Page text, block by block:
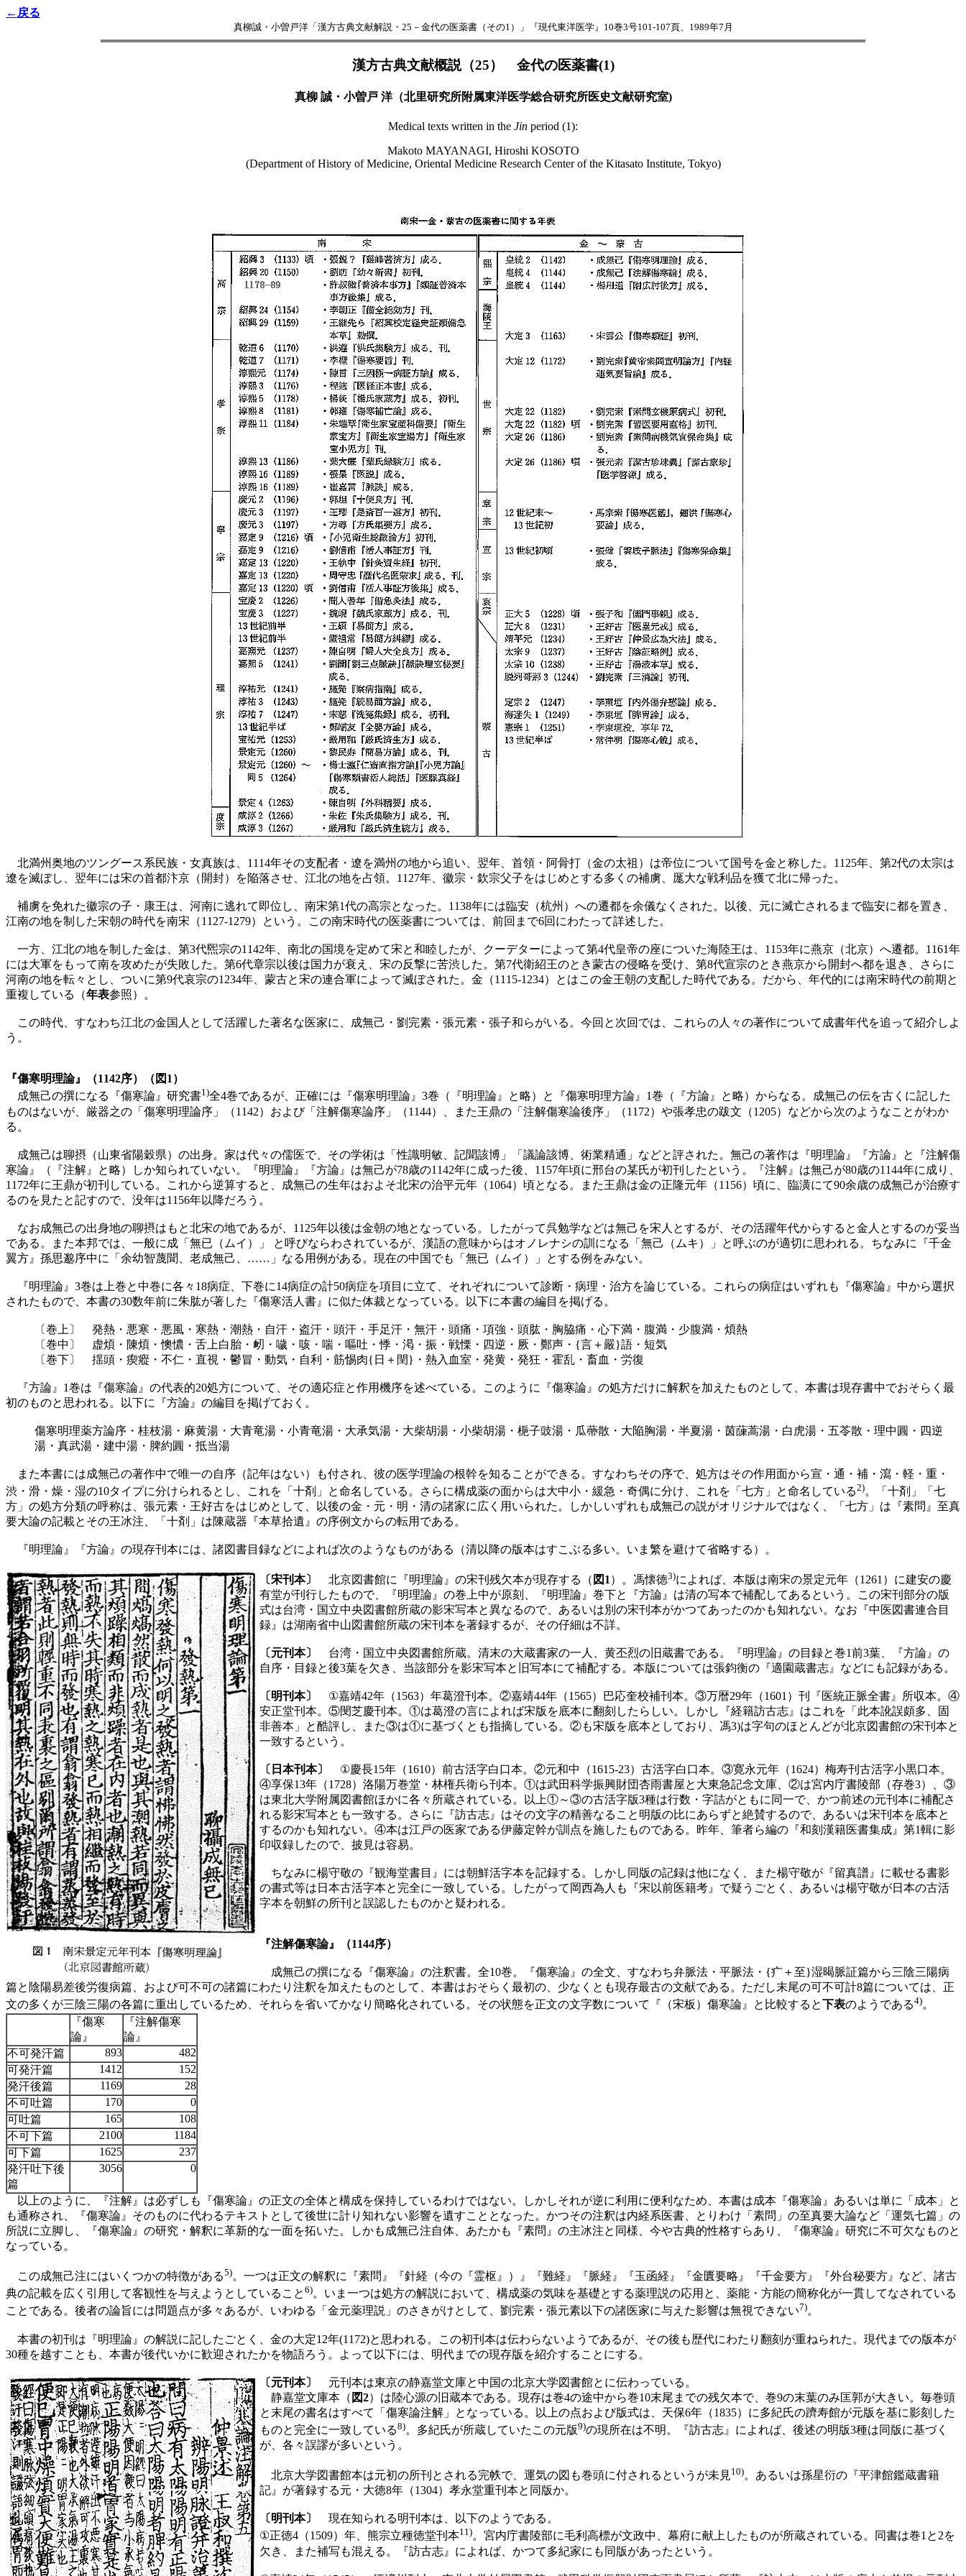
←戻る
真柳誠・小曽戸洋「漢方古典文献解説・25－金代の医薬書（その1）」『現代東洋医学』10巻3号101-107頁、1989年7月
漢方古典文献概説（25） 金代の医薬書(1)
真柳 誠・小曽戸 洋（北里研究所附属東洋医学総合研究所医史文献研究室)
Medical texts written in the Jin period (1):
Makoto MAYANAGI, Hiroshi KOSOTO
(Department of History of Medicine, Oriental Medicine Research Center of the Kitasato Institute, Tokyo)
北満州奥地のツングース系民族・女真族は、1114年その支配者・遼を満州の地から追い、翌年、首領・阿骨打（金の太祖）は帝位について国号を金と称した。1125年、第2代の太宗は
遼を滅ぼし、翌年には宋の首都汴京（開封）を陥落させ、江北の地を占領。1127年、徽宗・欽宗父子をはじめとする多くの補虜、厖大な戦利品を獲て北に帰った。
補虜を免れた徽宗の子・康王は、河南に逃れて即位し、南宋第1代の高宗となった。1138年には臨安（杭州）への遷都を余儀なくされた。以後、元に滅亡されるまで臨安に都を置き、
江南の地を制した宋朝の時代を南宋（1127-1279）という。この南宋時代の医薬書については、前回まで6回にわたって詳述した。
一方、江北の地を制した金は、第3代煕宗の1142年、南北の国境を定めて宋と和睦したが、クーデターによって第4代皇帝の座についた海陸王は、1153年に燕京（北京）へ遷都。1161年
には大軍をもって南を攻めたが失敗した。第6代章宗以後は国力が衰え、宋の反撃に苦渋した。第7代衛紹王のとき蒙古の侵略を受け、第8代宣宗のとき燕京から開封へ都を退き、さらに
河南の地を転々とし、ついに第9代哀宗の1234年、蒙古と宋の連合軍によって滅ぼされた。金（1115-1234）とはこの金王朝の支配した時代である。だから、年代的には南宋時代の前期と
重複している（年表参照）。
この時代、すなわち江北の金国人として活躍した著名な医家に、成無己・劉完素・張元素・張子和らがいる。今回と次回では、これらの人々の著作について成書年代を追って紹介しよ
う。
『傷寒明理論』（1142序）（図1）
成無己の撰になる『傷寒論』研究書1)全4巻であるが、正確には『傷寒明理論』3巻（『明理論』と略）と『傷寒明理方論』1巻（『方論』と略）からなる。成無己の伝を古くに記した
ものはないが、厳器之の「傷寒明理論序」（1142）および「注解傷寒論序」（1144）、また王鼎の「注解傷寒論後序」（1172）や張孝忠の跋文（1205）などから次のようなことがわか
る。
成無己は聊摂（山東省陽穀県）の出身。家は代々の儒医で、その学術は「性識明敏、記聞該博」「議論該博、術業精通」などと評された。無己の著作は『明理論』『方論』と『注解傷
寒論』（『注解』と略）しか知られていない。『明理論』『方論』は無己が78歳の1142年に成った後、1157年頃に邢台の某氏が初刊したという。『注解』は無己が80歳の1144年に成り、
1172年に王鼎が初刊している。これから逆算すると、成無己の生年はおよそ北宋の治平元年（1064）頃となる。また王鼎は金の正隆元年（1156）頃に、臨潢にて90余歳の成無己が治療す
るのを見たと記すので、没年は1156年以降だろう。
なお成無己の出身地の聊摂はもと北宋の地であるが、1125年以後は金朝の地となっている。したがって呉勉学などは無己を宋人とするが、その活躍年代からすると金人とするのが妥当
である。また本邦では、一般に成「無已（ムイ）」 と呼びならわされているが、漢語の意味からはオノレナシの訓になる「無己（ムキ）」と呼ぶのが適切に思われる。ちなみに『千金
翼方』孫思邈序中に「余幼智蔑聞、老成無己、……」なる用例がある。現在の中国でも「無已（ムイ）」とする例をみない。
『明理論』3巻は上巻と中巻に各々18病症、下巻に14病症の計50病症を項目に立て、それぞれについて診断・病理・治方を論じている。これらの病症はいずれも『傷寒論』中から選択
されたもので、本書の30数年前に朱肱が著した『傷寒活人書』に似た体裁となっている。以下に本書の編目を掲げる。
〔巻上〕 発熱・悪寒・悪風・寒熱・潮熱・自汗・盗汗・頭汗・手足汗・無汗・頭痛・項強・頭肱・胸脇痛・心下満・腹満・少腹満・煩熱
〔巻中〕 虚煩・陳煩・懊憹・舌上白胎・衂・噦・咳・喘・嘔吐・悸・渇・振・戦慄・四逆・厥・鄭声・{言＋嚴}語・短気
〔巻下〕 揺頭・瘈瘲・不仁・直視・鬱冒・動気・自利・筋惕肉{日＋閏}・熱入血室・発黄・発狂・霍乱・畜血・労復
『方論』1巻は『傷寒論』の代表的20処方について、その適応症と作用機序を述べている。このように『傷寒論』の処方だけに解釈を加えたものとして、本書は現存書中でおそらく最
初のものと思われる。以下に『方論』の編目を掲げておく。
傷寒明理薬方論序・桂枝湯・麻黄湯・大青竜湯・小青竜湯・大承気湯・大柴胡湯・小柴胡湯・梔子豉湯・瓜蔕散・大陥胸湯・半夏湯・茵蔯蒿湯・白虎湯・五苓散・理中圓・四逆
湯・真武湯・建中湯・脾約圓・抵当湯
また本書には成無己の著作中で唯一の自序（記年はない）も付され、彼の医学理論の根幹を知ることができる。すなわちその序で、処方はその作用面から宣・通・補・瀉・軽・重・
渋・滑・燥・湿の10タイプに分けられるとし、これを「十剤」と命名している。さらに構成薬の面からは大中小・緩急・奇偶に分け、これを「七方」と命名している2)。「十剤」「七
方」の処方分類の呼称は、張元素・王好古をはじめとして、以後の金・元・明・清の諸家に広く用いられた。しかしいずれも成無己の説がオリジナルではなく、「七方」は『素問』至真
要大論の記載とその王冰注、「十剤」は陳蔵器『本草拾遺』の序例文からの転用である。
『明理論』『方論』の現存刊本には、諸図書目録などによれば次のようなものがある（清以降の版本はすこぶる多い。いま繁を避けて省略する）。
〔宋刊本〕 北京図書館に『明理論』の宋刊残欠本が現存する（ 図1 ）。馮懐徳3)によれば、本版は南宋の景定元年（1261）に建安の慶
有堂が刊行したもので、『明理論』の巻上中が原刻、『明理論』巻下と『方論』は清の写本で補配してあるという。この宋刊部分の版
式は台湾・国立中央図書館所蔵の影宋写本と異なるので、あるいは別の宋刊本がかつてあったのかも知れない。なお『中医図書連合目
録』は湖南省中山図書館所蔵の宋刊本を著録するが、その仔細は不詳。
〔元刊本〕
台湾・国立中央図書館所蔵。清末の大蔵書家の一人、黄丕烈の旧蔵書である。『明理論』の目録と巻1前3葉、『方論』の
自序・目録と後3葉を欠き、当該部分を影宋写本と旧写本にて補配する。本版については張鈞衡の『適園蔵書志』などにも記録がある。
〔明刊本〕
①嘉靖42年（1563）年葛澄刊本。②嘉靖44年（1565）巴応奎校補刊本。③万暦29年（1601）刊『医統正脈全書』所収本。④
安正堂刊本。⑤閔芝慶刊本。①は葛澄の言によれば宋版を底本に翻刻したらしい。しかし『経籍訪古志』はこれを「此本訛誤頗多、固
非善本」と酷評し、また③は①に基づくとも指摘している。②も宋版を底本としており、馮3)は字句のほとんどが北京図書館の宋刊本と
一致するという。
〔日本刊本〕
①慶長15年（1610）前古活字白口本。②元和中（1615-23）古活字白口本。③寛永元年（1624）梅寿刊古活字小黒口本。
④享保13年（1728）洛陽万巻堂・林権兵衛ら刊本。①は武田科学振興財団杏雨書屋と大東急記念文庫、②は宮内庁書陵部（存巻3）、③
は東北大学附属図書館ほかに各々所蔵されている。以上①～③の古活字版3種は行数・字詰がともに同一で、かつ前述の元刊本に補配さ
れる影宋写本とも一致する。さらに『訪古志』はその文字の精善なること明版の比にあらずと絶賛するので、あるいは宋刊本を底本と
するのかも知れない。④本は江戸の医家である伊藤定幹が訓点を施したものである。昨年、筆者ら編の『和刻漢籍医書集成』第1輯に影
印収録したので、披見は容易。
ちなみに楊守敬の『観海堂書目』には朝鮮活字本を記録する。しかし同版の記録は他になく、また楊守敬が『留真譜』に載せる書影
の書式等は日本古活字本と完全に一致している。したがって岡西為人も『宋以前医籍考』で疑うごとく、あるいは楊守敬が日本の古活
字本を朝鮮の所刊と誤認したものかと疑われる。
『注解傷寒論』（1144序）
成無己の撰になる『傷寒論』の注釈書。全10巻。『傷寒論』の全文、すなわち弁脈法・平脈法・{疒＋至}湿暍脈証篇から三陰三陽病
篇と陰陽易差後労復病篇、および可不可の諸篇にわたり注釈を加えたものとして、本書はおそらく最初の、少なくとも現存最古の文献である。ただし末尾の可不可計8篇については、正
文の多くが三陰三陽の各篇に重出しているため、それらを省いてかなり簡略化されている。その状態を正文の文字数について『（宋板）傷寒論』と比較すると
下表のようである4)。
『傷寒
論』
『注解傷寒
論』
不可発汗篇
893
482
可発汗篇
1412
152
発汗後篇
1169
28
不可吐篇
170
0
可吐篇
165
108
不可下篇
2100
1184
可下篇
1625
237
発汗吐下後
篇
3056 0
以上のように、『注解』は必ずしも『傷寒論』の正文の全体と構成を保持しているわけではない。しかしそれが逆に利用に便利なため、本書は成本『傷寒論』あるいは単に「成本」と
も通称され、『傷寒論』そのものに代わるテキストとして後世に計り知れない影響を遺すこととなった。かつその注釈は内経系医書、とりわけ「素問」の至真要大論など「運気七篇」の
所説に立脚し、『傷寒論』の研究・解釈に革新的な一面を拓いた。しかも成無己注自体、あたかも『素問』の主冰注と同様、今や古典的性格すらあり、『傷寒論』研究に不可欠なものと
なっている。
この成無己注にはいくつかの特徴がある5)。一つは正文の解釈に『素問』『針経（今の『霊枢』）』『難経』『脈経』『玉函経』『金匱要略』『千金要方』『外台秘要方』など、諸古
典の記載を広く引用して客観性を与えようとしていること 6)。いま一つは処方の解説において、構成薬の気味を基礎とする薬理説の応用と、薬能・方能の簡称化が一貫してなされている
ことである。後者の論旨には問題点が多々あるが、いわゆる「金元薬理説」のさきがけとして、劉完素・張元素以下の諸医家に与えた影響は無視できない7)。
本書の初刊は『明理論』の解説に記したごとく、金の大定12年(1172)と思われる。この初刊本は伝わらないようであるが、その後も歴代にわたり翻刻が重ねられた。現代までの版本が
30種を越すことも、本書が後代いかに歓迎されたかを物語ろう。よって以下には、明代までの現存版を紹介することにする。
〔元刊本〕
元刊本は東京の静嘉堂文庫と中国の北京大学図書館とに伝わっている。
静嘉堂文庫本（ 図2）は陸心源の旧蔵本である。現存は巻4の途中から巻10末尾までの残欠本で、巻9の末葉のみ匡郭が大きい。毎巻頭
と末尾の書名はすべて「傷寒論注解」となっている。以上の点および版式は、天保6年（1835）に多紀氏の躋寿館が元版を基に影刻した
ものと完全に一致している8)。多紀氏が所蔵していたこの元版9)の現所在は不明。『訪古志』によれば、後述の明版3種は同版に基づく
が、各々誤謬が多いという。
北京大学図書館本は元初の所刊とされる完帙で、運気の図も巻頭に付されるというが未見10)。あるいは孫星衍の『平津館鑑蔵書籍
記』が著録する元・大徳8年（1304）孝永堂重刊本と同版か。
〔明刊本〕
現在知られる明刊本は、以下のようである。
①正徳4（1509）年、熊宗立種徳堂刊本11)。宮内庁書陵部に毛利高標が文政中、幕府に献上したものが所蔵されている。同書は巻1と2を
欠き、また補写も混える。『訪古志』によれば、かつて多紀家にも同版があったという。